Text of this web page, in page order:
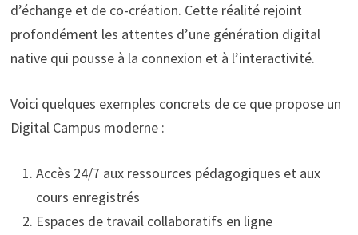
d’échange et de co-création. Cette réalité rejoint
profondément les attentes d’une génération digital
native qui pousse à la connexion et à l’interactivité.
Voici quelques exemples concrets de ce que propose un
Digital Campus moderne :
Accès 24/7 aux ressources pédagogiques et aux
cours enregistrés
Espaces de travail collaboratifs en ligne